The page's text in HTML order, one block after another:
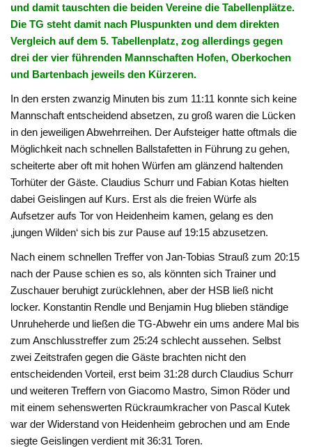
und damit tauschten die beiden Vereine die Tabellenplätze.
Die TG steht damit nach Pluspunkten und dem direkten
Vergleich auf dem 5. Tabellenplatz, zog allerdings gegen
drei der vier führenden Mannschaften Hofen, Oberkochen
und Bartenbach jeweils den Kürzeren.
In den ersten zwanzig Minuten bis zum 11:11 konnte sich keine
Mannschaft entscheidend absetzen, zu groß waren die Lücken
in den jeweiligen Abwehrreihen. Der Aufsteiger hatte oftmals die
Möglichkeit nach schnellen Ballstafetten in Führung zu gehen,
scheiterte aber oft mit hohen Würfen am glänzend haltenden
Torhüter der Gäste. Claudius Schurr und Fabian Kotas hielten
dabei Geislingen auf Kurs. Erst als die freien Würfe als
Aufsetzer aufs Tor von Heidenheim kamen, gelang es den
‚jungen Wilden‘ sich bis zur Pause auf 19:15 abzusetzen.
Nach einem schnellen Treffer von Jan-Tobias Strauß zum 20:15
nach der Pause schien es so, als könnten sich Trainer und
Zuschauer beruhigt zurücklehnen, aber der HSB ließ nicht
locker. Konstantin Rendle und Benjamin Hug blieben ständige
Unruheherde und ließen die TG-Abwehr ein ums andere Mal bis
zum Anschlusstreffer zum 25:24 schlecht aussehen. Selbst
zwei Zeitstrafen gegen die Gäste brachten nicht den
entscheidenden Vorteil, erst beim 31:28 durch Claudius Schurr
und weiteren Treffern von Giacomo Mastro, Simon Röder und
mit einem sehenswerten Rückraumkracher von Pascal Kutek
war der Widerstand von Heidenheim gebrochen und am Ende
siegte Geislingen verdient mit 36:31 Toren.